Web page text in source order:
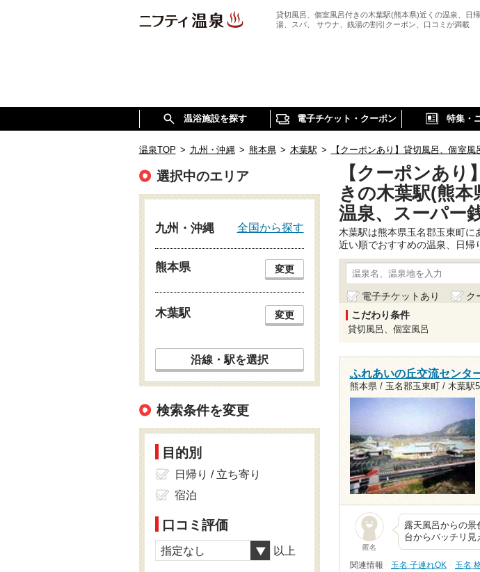
貸切風呂、個室風呂付きの木葉駅(熊本県)近くの温泉、日
湯、スパ、 サウナ、銭湯の割引クーポン、口コミが満載
温浴施設を探す 電子チケット・クーポン 特集・
温泉TOP > 九州・沖縄 > 熊本県 > 木葉駅 > 【クーポンあり】貸切風呂、個室
【クーポンあり
きの木葉駅(熊本
温泉、スーパー
木葉駅は熊本県玉名郡玉東町
近い順でおすすめの温泉、日帰
電子チケットあり ク
こだわり条件
貸切風呂、個室風呂
ふれあいの丘交流センタ
熊本県 / 玉名郡玉東町 / 木葉駅
匿名
露天風呂からの
台からバッチリ
関連情報 玉名 子連れOK 玉名
選択中のエリア
九州・沖縄 全国から探す
熊本県 変更
木葉駅 変更
沿線・駅を選択
検索条件を変更
目的別
日帰り / 立ち寄り
宿泊
口コミ評価
指定なし 以上